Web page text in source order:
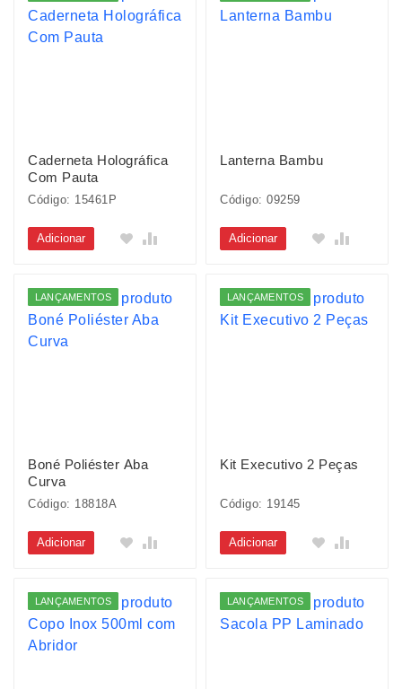
Caderneta Holográfica
Com Pauta
Código: 15461P
Adicionar
Lanterna Bambu
Código: 09259
Adicionar
LANÇAMENTOS
Boné Poliéster Aba
Curva
Código: 18818A
Adicionar
LANÇAMENTOS
Kit Executivo 2 Peças
Código: 19145
Adicionar
LANÇAMENTOS LANÇAMENTOS